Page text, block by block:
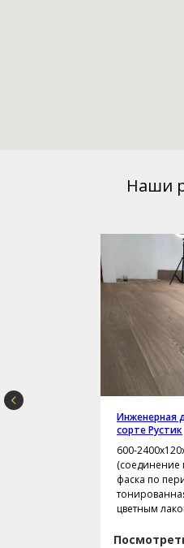
Наши
Инженерная
сорте Рустик
600-
(соединение
фаска по
цветным